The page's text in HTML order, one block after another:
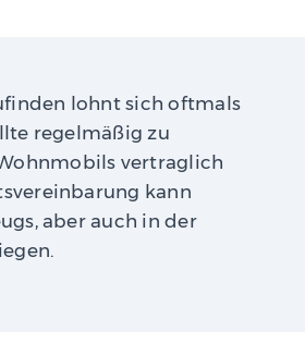
lohnt sich oftmals
regelmäßig zu
vertraglich
kann
aber auch in der